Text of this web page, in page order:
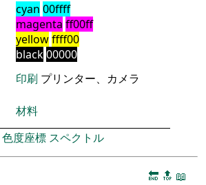
cyan 00ffff
magenta ff00ff
yellowffff00
black00000
印刷 プリンター、カメラ
材料
色度座標 スペクトル
🔚 🔝 📖